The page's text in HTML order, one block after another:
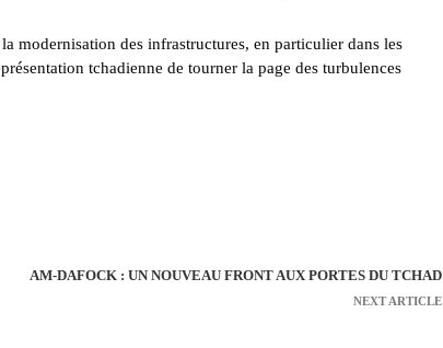
modernisation des infrastructures, en particulier dans les
tchadienne de tourner la page des turbulences
AM-DAFOCK : UN NOUVEAU FRONT AUX PORTES DU TCHAD
NEXT ARTICLE